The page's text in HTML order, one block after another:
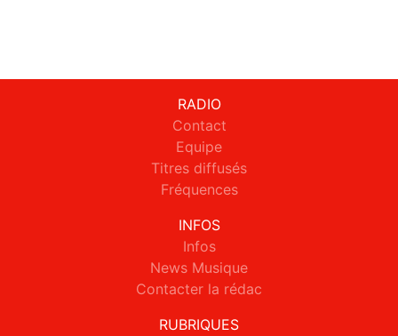
RADIO
Contact
Equipe
Titres diffusés
Fréquences
INFOS
Infos
News Musique
Contacter la rédac
RUBRIQUES